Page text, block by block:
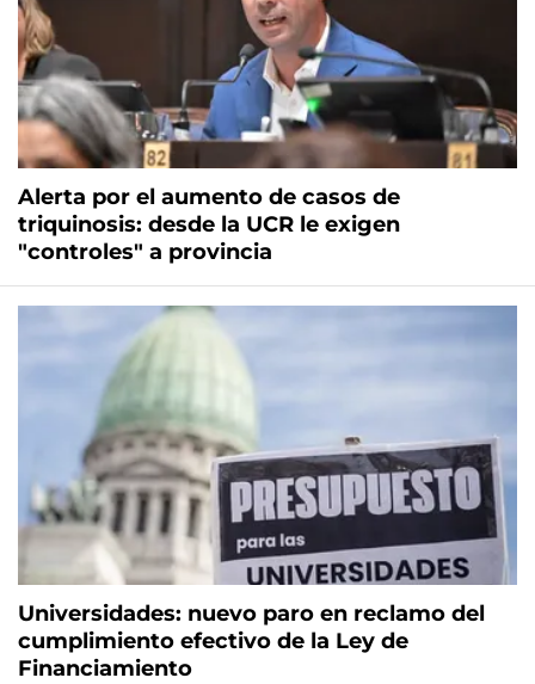
Alerta por el aumento de casos de
triquinosis: desde la UCR le exigen
"controles" a provincia
Universidades: nuevo paro en reclamo del
cumplimiento efectivo de la Ley de
Financiamiento